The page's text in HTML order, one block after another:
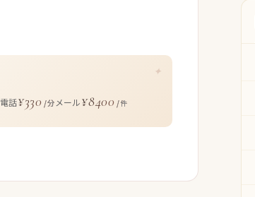
電話¥330 /分 メール¥8400 /件